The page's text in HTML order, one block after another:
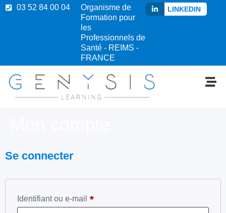
03 52 84 00 04
Organisme de
Formation pour
les
Professionnels de
Santé - REIMS -
FRANCE
LINKEDIN
Se connecter
Identifiant ou e-mail *